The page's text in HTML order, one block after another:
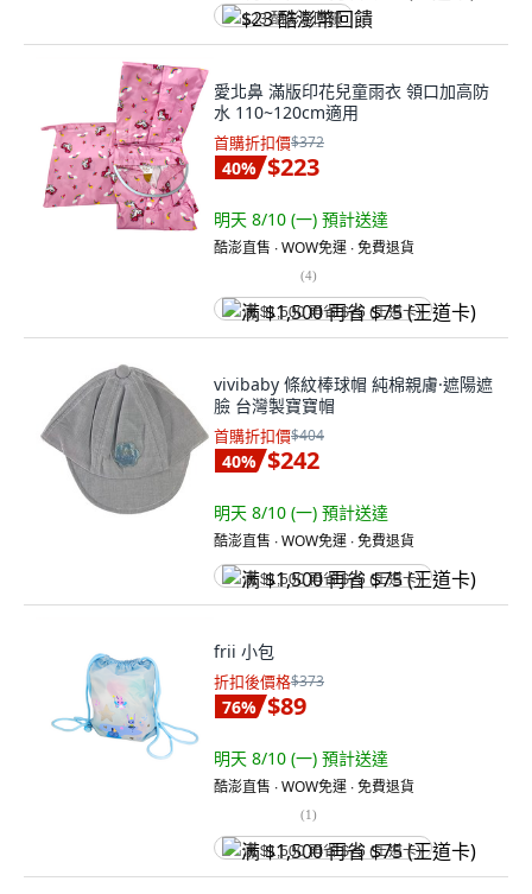
$23 酷澎幣回饋
愛北鼻 滿版印花兒童雨衣 領口加高防
水 110~120cm適用
首購折扣價$372
40% $223
明天 8/10 (一) 預計送達
酷澎直售 ∙ WOW免運 ∙ 免費退貨
(4)
满 $1,500 再省 $75 (王道卡)
vivibaby 條紋棒球帽 純棉親膚·遮陽遮
臉 台灣製寶寶帽
首購折扣價$404
40% $242
明天 8/10 (一) 預計送達
酷澎直售 ∙ WOW免運 ∙ 免費退貨
满 $1,500 再省 $75 (王道卡)
frii 小包
折扣後價格$373
76% $89
明天 8/10 (一) 預計送達
酷澎直售 ∙ WOW免運 ∙ 免費退貨
(1)
满 $1,500 再省 $75 (王道卡)